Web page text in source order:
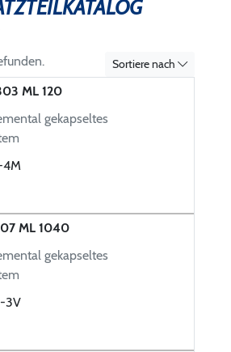
Sortiere nach
ML 120
gekapseltes
4M
ML 1040
gekapseltes
3V